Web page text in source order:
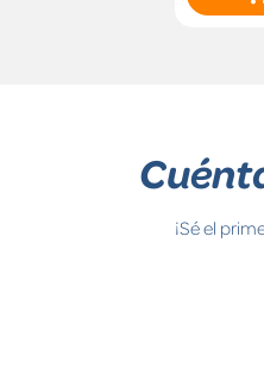
¡Sé el